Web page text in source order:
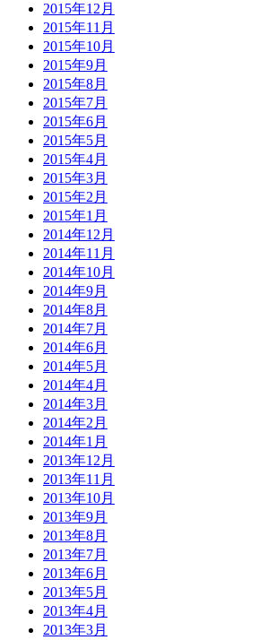
2015年12月
2015年11月
2015年10月
2015年9月
2015年8月
2015年7月
2015年6月
2015年5月
2015年4月
2015年3月
2015年2月
2015年1月
2014年12月
2014年11月
2014年10月
2014年9月
2014年8月
2014年7月
2014年6月
2014年5月
2014年4月
2014年3月
2014年2月
2014年1月
2013年12月
2013年11月
2013年10月
2013年9月
2013年8月
2013年7月
2013年6月
2013年5月
2013年4月
2013年3月